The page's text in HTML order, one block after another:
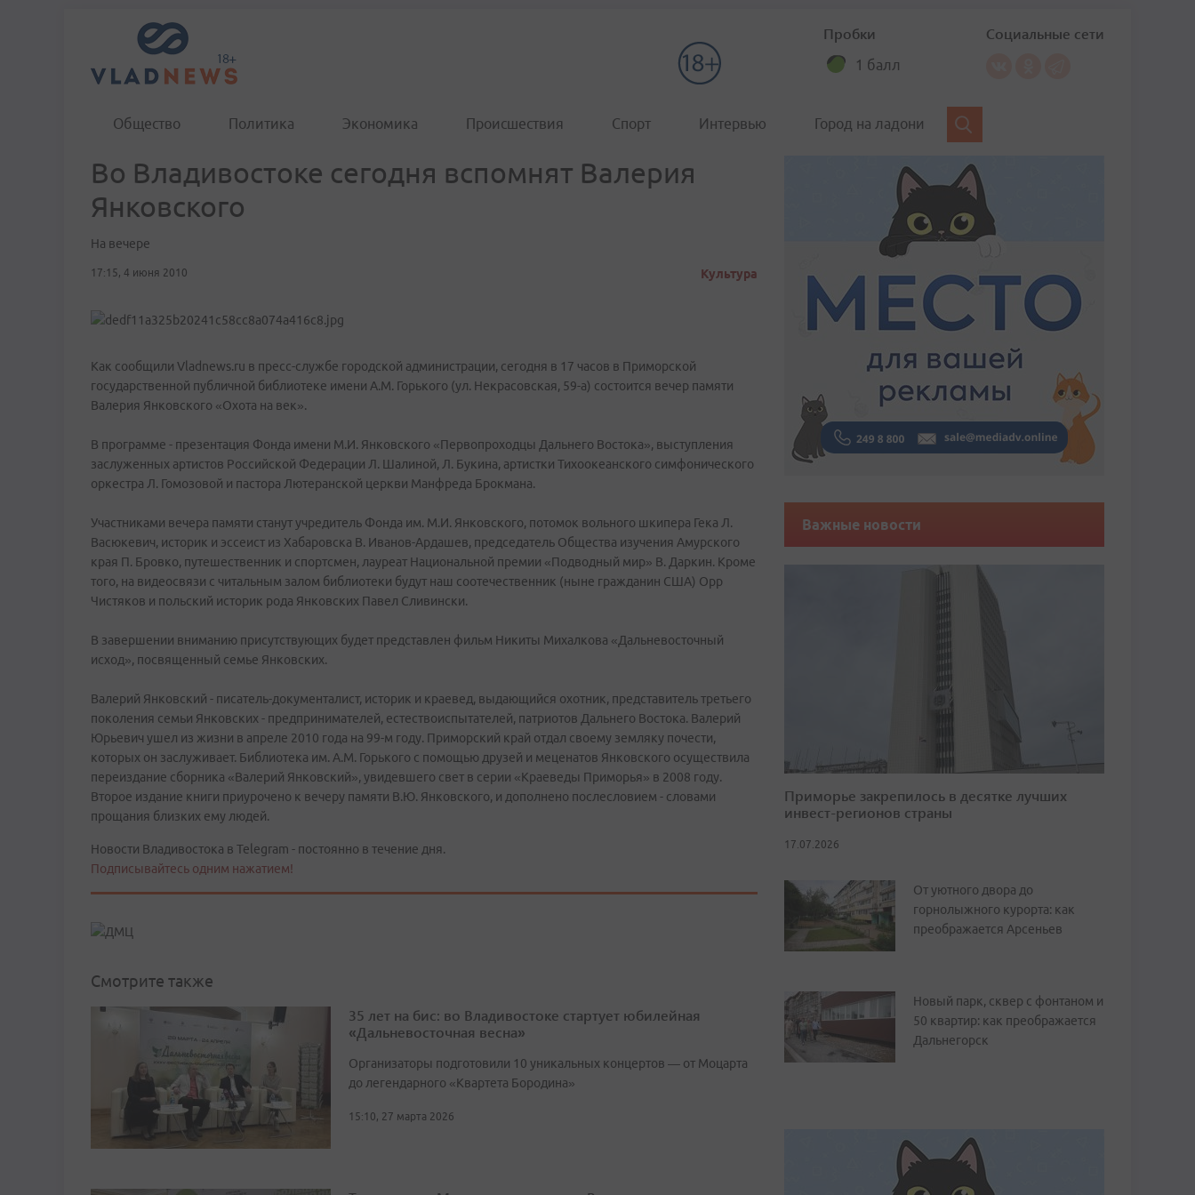
Пробки
1 балл
Социальные сети
Общество Политика Экономика Происшествия Спорт Интервью Город на ладони
Во Владивостоке сегодня вспомнят Валерия
Янковского
На вечере
17:15, 4 июня 2010 Культура
Как сообщили Vladnews.ru в пресс-службе городской администрации, сегодня в 17 часов в Приморской
государственной публичной библиотеке имени А.М. Горького (ул. Некрасовская, 59-а) состоится вечер памяти
Валерия Янковского «Охота на век».
В программе - презентация Фонда имени М.И. Янковского «Первопроходцы Дальнего Востока», выступления
заслуженных артистов Российской Федерации Л. Шалиной, Л. Букина, артистки Тихоокеанского симфонического
оркестра Л. Гомозовой и пастора Лютеранской церкви Манфреда Брокмана.
Участниками вечера памяти станут учредитель Фонда им. М.И. Янковского, потомок вольного шкипера Гека Л.
Васюкевич, историк и эссеист из Хабаровска В. Иванов-Ардашев, председатель Общества изучения Амурского
края П. Бровко, путешественник и спортсмен, лауреат Национальной премии «Подводный мир» В. Даркин. Кроме
того, на видеосвязи с читальным залом библиотеки будут наш соотечественник (ныне гражданин США) Орр
Чистяков и польский историк рода Янковских Павел Сливински.
В завершении вниманию присутствующих будет представлен фильм Никиты Михалкова «Дальневосточный
исход», посвященный семье Янковских.
Валерий Янковский - писатель-документалист, историк и краевед, выдающийся охотник, представитель третьего
поколения семьи Янковских - предпринимателей, естествоиспытателей, патриотов Дальнего Востока. Валерий
Юрьевич ушел из жизни в апреле 2010 года на 99-м году. Приморский край отдал своему земляку почести,
которых он заслуживает. Библиотека им. А.М. Горького с помощью друзей и меценатов Янковского осуществила
переиздание сборника «Валерий Янковский», увидевшего свет в серии «Краеведы Приморья» в 2008 году.
Второе издание книги приурочено к вечеру памяти В.Ю. Янковского, и дополнено послесловием - словами
прощания близких ему людей.
Новости Владивостока в Telegram - постоянно в течение дня.
Подписывайтесь одним нажатием!
Смотрите также
35 лет на бис: во Владивостоке стартует юбилейная
«Дальневосточная весна»
Организаторы подготовили 10 уникальных концертов — от Моцарта
до легендарного «Квартета Бородина»
15:10, 27 марта 2026
Важные новости
Приморье закрепилось в десятке лучших
инвест-регионов страны
17.07.2026
От уютного двора до
горнолыжного курорта: как
преображается Арсеньев
Новый парк, сквер с фонтаном и
50 квартир: как преображается
Дальнегорск